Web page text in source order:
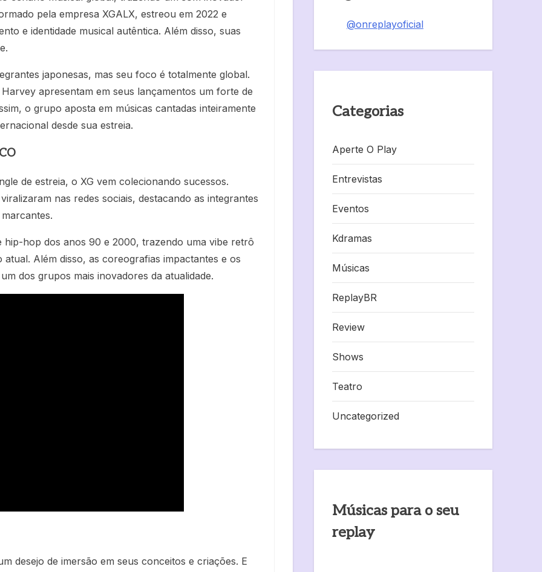
pela empresa XGALX, estreou em 2022 e
e identidade musical autêntica. Além disso, suas
japonesas, mas seu foco é totalmente global.
apresentam em seus lançamentos um forte de
o grupo aposta em músicas cantadas inteiramente
desde sua estreia.
de estreia, o XG vem colecionando sucessos.
nas redes sociais, destacando as integrantes
hip-hop dos anos 90 e 2000, trazendo uma vibe retrô
Além disso, as coreografias impactantes e os
dos grupos mais inovadores da atualidade.
desejo de imersão em seus conceitos e criações. E
@onreplayoficial
Categorias
Aperte O Play
Entrevistas
Eventos
Kdramas
Músicas
ReplayBR
Review
Shows
Teatro
Uncategorized
Músicas para o seu
replay